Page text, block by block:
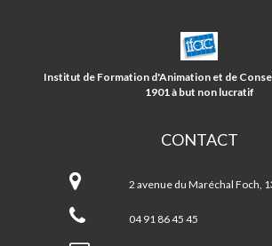
CENTRE
SOCIAL
AVENUES
Institut de Formation d'Animation et de
1901 à but non lucratif
CONTACT
social
FISSIAUX/5
AVENUES
2 avenue du Maréchal Foch,
04 91 86 45 45